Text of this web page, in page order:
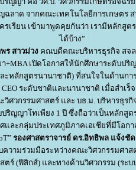
ฉลาด จากคณะเทคโนโลยีการเกษตร
เรียน เข้ามาพูดคุยกันว่า เรามีหลักสูต
ได้บ้าง”
รสาวม่วง คณบดีคณะบริหารธุรกิจ สจ
+MBA เปิดโอกาสให้นักศึกษาระดับป
หลักสูตรนานาชาติ) ที่สนใจในด้านกา
ระดับชาติและนานาชาติ เมื่อสำเ
ศวกรรมศาสตร์ และ บธ.ม. บริหารธุ
ปริญญาโทเพียง 1 ปี ซึ่งถือว่าเป็นหลัก
ละกลุ่มประเทศภูมิภาคเอเชียที่มีโอกา
รองศาสตราจารย์ ดร.อิทธิพล แจ้งชัด
ความร่วมมือระหว่างคณะวิศวกรรมศา
ร์ (ฟิสิกส์) และทางด้านวิศวกรรม (ระบ